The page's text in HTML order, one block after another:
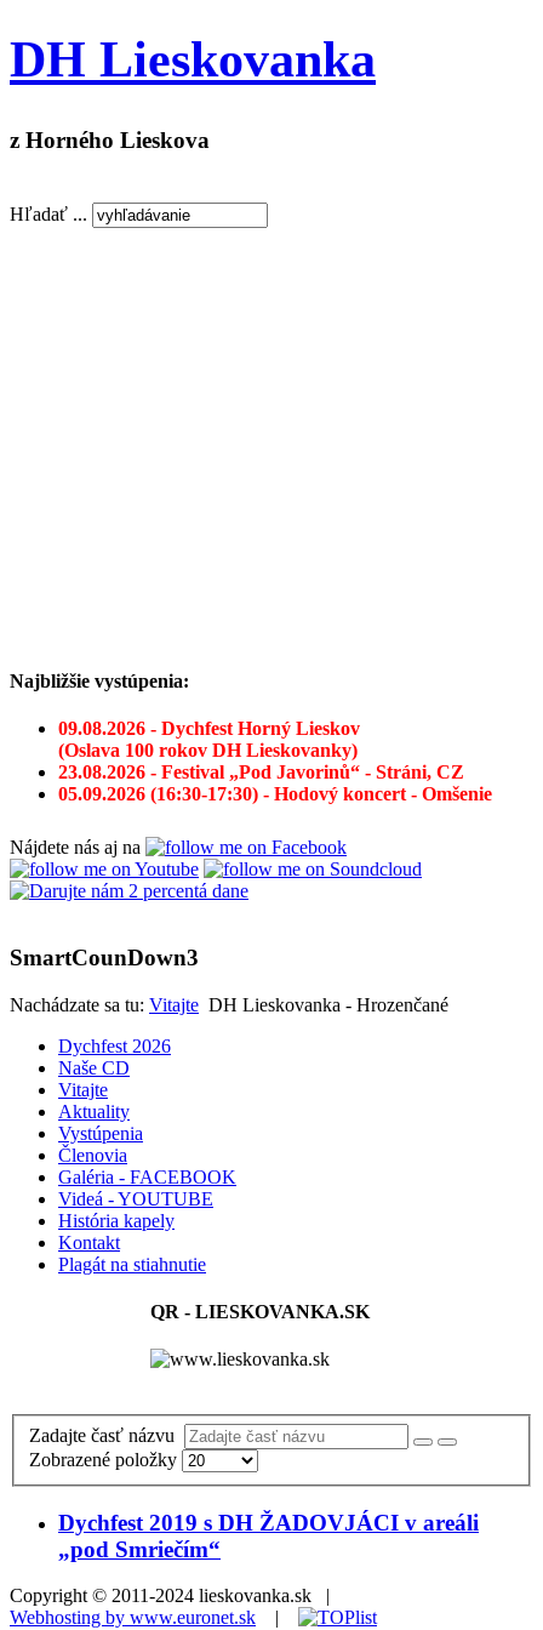
DH Lieskovanka
z Horného Lieskova
Hľadať ...
Najbližšie vystúpenia:
09.08.2026 - Dychfest Horný Lieskov
(Oslava 100 rokov DH Lieskovanky)
23.08.2026 - Festival „Pod Javorinů“ - Stráni, CZ
05.09.2026 (16:30-17:30) - Hodový koncert - Omšenie
Nájdete nás aj na
SmartCounDown3
Nachádzate sa tu: Vitajte DH Lieskovanka - Hrozenčané
Dychfest 2026
Naše CD
Vitajte
Aktuality
Vystúpenia
Členovia
Galéria - FACEBOOK
Videá - YOUTUBE
História kapely
Kontakt
Plagát na stiahnutie
QR - LIESKOVANKA.SK
Zadajte časť názvu
Zobrazené položky
Dychfest 2019 s DH ŽADOVJÁCI v areáli
„pod Smriečím“
Copyright © 2011-2024 lieskovanka.sk |
Webhosting by www.euronet.sk |